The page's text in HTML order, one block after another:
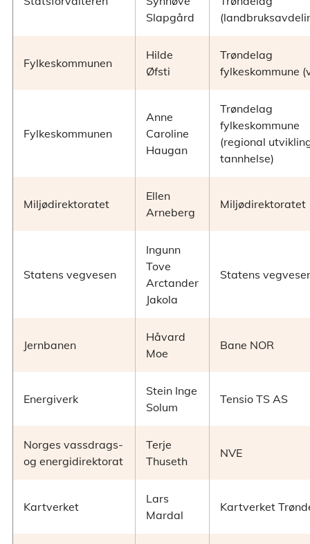
Slapgård
Fylkeskommunen
Hilde
Øfsti
Trøndelag
fylkeskommune
Fylkeskommunen
Anne
Caroline
Haugan
Trøndelag
fylkeskommune
(regional
tannhelse)
Miljødirektoratet
Ellen
Arneberg
Miljødirektoratet
Statens vegvesen
Ingunn
Tove
Arctander
Jakola
Statens
Jernbanen
Håvard
Moe
Bane NOR
Energiverk
Stein Inge
Solum
Tensio TS AS
Norges vassdrags-
og energidirektorat
Terje
Thuseth
NVE
Kartverket
Lars
Mardal
Kartverket